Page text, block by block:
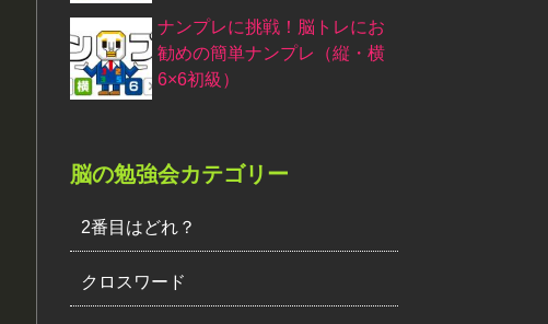
ナンプレに挑戦！脳トレにお
勧めの簡単ナンプレ（縦・横
6×6初級）
脳の勉強会カテゴリー
2番目はどれ？
クロスワード